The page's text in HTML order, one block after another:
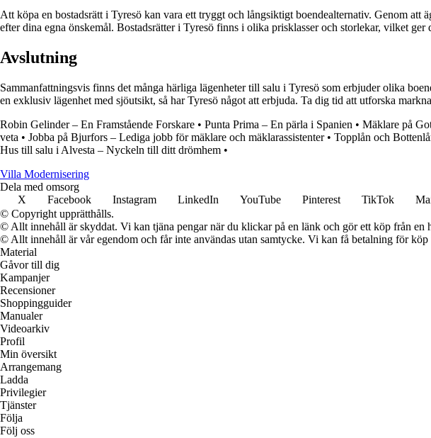
Att köpa en bostadsrätt i Tyresö kan vara ett tryggt och långsiktigt boendealternativ. Genom
efter dina egna önskemål. Bostadsrätter i Tyresö finns i olika prisklasser och storlekar, vilket
Avslutning
Sammanfattningsvis finns det många härliga lägenheter till salu i Tyresö som erbjuder olika
en exklusiv lägenhet med sjöutsikt, så har Tyresö något att erbjuda. Ta dig tid att utforska
Robin Gelinder – En Framstående Forskare • Punta Prima – En pärla i Spanien • Mäklare på
veta • Jobba på Bjurfors – Lediga jobb för mäklare och mäklarassistenter• Topplån och
Hus till salu i Alvesta – Nyckeln till ditt drömhem •
Villa Modernisering
Dela med omsorg
X
Facebook Instagram LinkedIn YouTube Pinterest TikTok
© Copyright upprätthålls.
© Allt innehåll är skyddat. Vi kan tjäna pengar när du klickar på en länk och gör ett köp från en
© Allt innehåll är vår egendom och får inte användas utan samtycke. Vi kan få betalning för
Material
Gåvor till dig
Kampanjer
Recensioner
Shoppingguider
Manualer
Videoarkiv
Profil
Min översikt
Arrangemang
Ladda
Privilegier
Tjänster
Följa
Följ oss